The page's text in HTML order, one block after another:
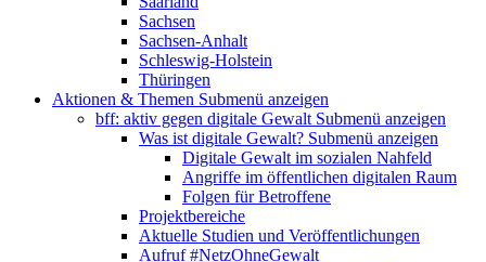
Sachsen
Sachsen-Anhalt
Schleswig-Holstein
Thüringen
Aktionen & Themen Submenü anzeigen
bff: aktiv gegen digitale Gewalt Submenü anzeigen
Was ist digitale Gewalt? Submenü anzeigen
Digitale Gewalt im sozialen Nahfeld
Angriffe im öffentlichen digitalen Raum
Folgen für Betroffene
Projektbereiche
Aktuelle Studien und Veröffentlichungen
Aufruf #NetzOhneGewalt